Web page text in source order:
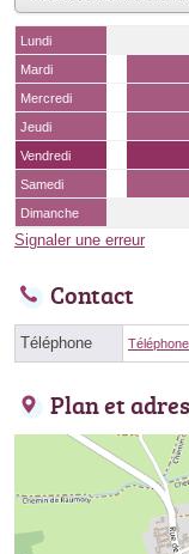
Lundi
Mardi
Mercredi
Jeudi
Vendredi
Samedi
Dimanche
Signaler une erreur
Contact
Téléphone
Plan et